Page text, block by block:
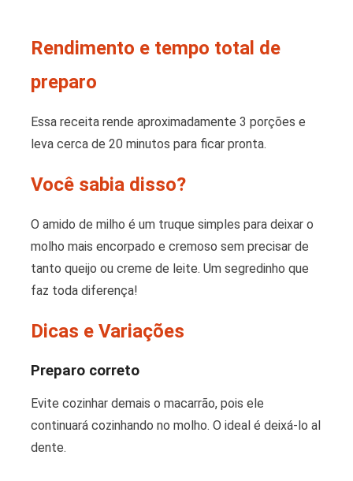
Rendimento e tempo total de
preparo
Essa receita rende aproximadamente 3 porções e
leva cerca de 20 minutos para ficar pronta.
Você sabia disso?
O amido de milho é um truque simples para deixar o
molho mais encorpado e cremoso sem precisar de
tanto queijo ou creme de leite. Um segredinho que
faz toda diferença!
Dicas e Variações
Preparo correto
Evite cozinhar demais o macarrão, pois ele
continuará cozinhando no molho. O ideal é deixá-lo al
dente.